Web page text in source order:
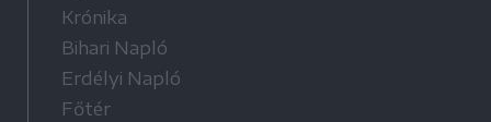
Krónika
Bihari Napló
Erdélyi Napló
Főtér